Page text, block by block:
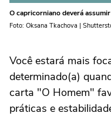
O capricorniano deverá
Foto: Oksana Tkachova |
Você estará mais
determinado(a)
carta "O Homem"
práticas e